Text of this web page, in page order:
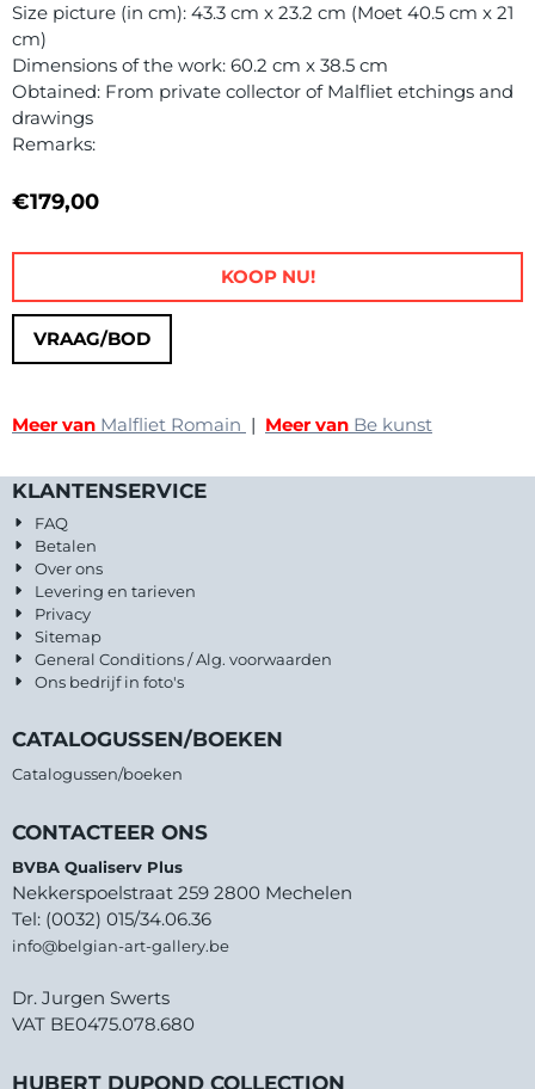
Size picture (in cm): 43.3 cm x 23.2 cm (Moet 40.5 cm x 21
cm)
Dimensions of the work: 60.2 cm x 38.5 cm
Obtained: From private collector of Malfliet etchings and
drawings
Remarks:
€179,00
VRAAG/BOD
KOOP NU!
Meer van Malfliet Romain | Meer van Be kunst
KLANTENSERVICE
FAQ
Betalen
Over ons
Levering en tarieven
Privacy
Sitemap
General Conditions / Alg. voorwaarden
Ons bedrijf in foto's
CATALOGUSSEN/BOEKEN
Catalogussen/boeken
CONTACTEER ONS
BVBA Qualiserv Plus
Nekkerspoelstraat 259 2800 Mechelen
Tel: (0032) 015/34.06.36
info@belgian-art-gallery.be
Dr. Jurgen Swerts
VAT BE0475.078.680
HUBERT DUPOND COLLECTION